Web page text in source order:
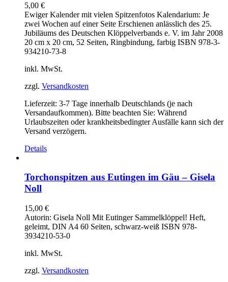
5,00 €
Ewiger Kalender mit vielen Spitzenfotos Kalendarium: Je
zwei Wochen auf einer Seite Erschienen anlässlich des 25.
Jubiläums des Deutschen Klöppelverbands e. V. im Jahr 2008
20 cm x 20 cm, 52 Seiten, Ringbindung, farbig ISBN 978-3-
934210-73-8
inkl. MwSt.
zzgl. Versandkosten
Lieferzeit: 3-7 Tage innerhalb Deutschlands (je nach
Versandaufkommen). Bitte beachten Sie: Während
Urlaubszeiten oder krankheitsbedingter Ausfälle kann sich der
Versand verzögern.
Details
Torchonspitzen aus Eutingen im Gäu – Gisela
Noll
15,00 €
Autorin: Gisela Noll Mit Eutinger Sammelklöppel! Heft,
geleimt, DIN A4 60 Seiten, schwarz-weiß ISBN 978-
3934210-53-0
inkl. MwSt.
zzgl. Versandkosten